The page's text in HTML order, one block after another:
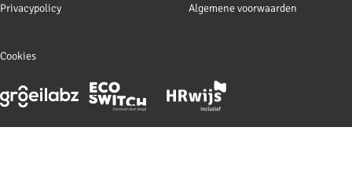
Privacypolicy Algemene voorwaarden
Cookies